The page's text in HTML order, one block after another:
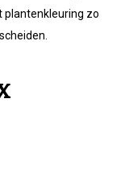
plantenkleuring zo